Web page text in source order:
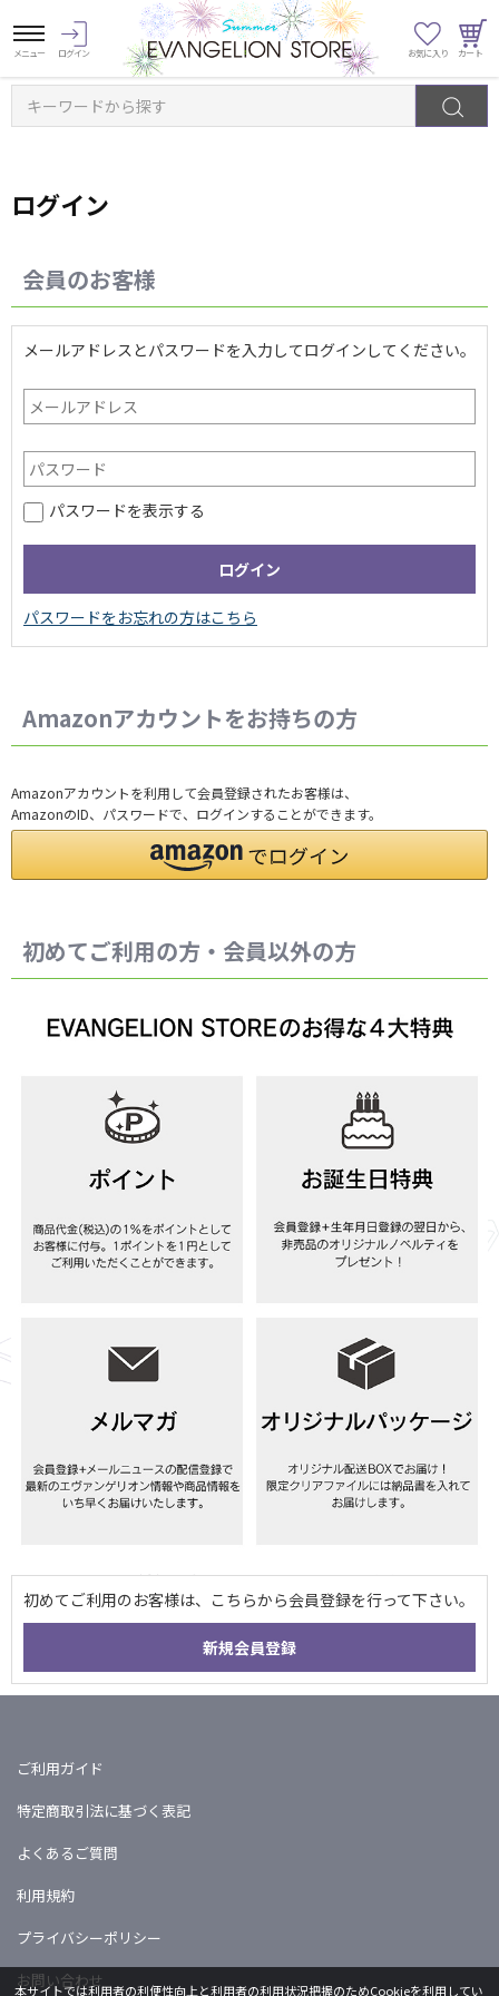
キーワードから探す
ログイン
会員のお客様
メールアドレスとパスワードを入力してログインしてください。
パスワードを表示する
Amazonアカウントをお持ちの方
Amazonアカウントを利用して会員登録されたお客様は、
AmazonのID、パスワードで、ログインすることができます。
初めてご利用の方・会員以外の方
ご利用ガイド
特定商取引法に基づく表記
よくあるご質問
利用規約
プライバシーポリシー
お問い合わせ
本サイトでは利用者の利便性向上と利用者の利用状況把握のためCookieを利用してい